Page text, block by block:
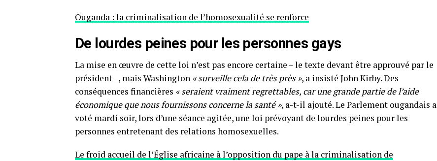
Ouganda : la criminalisation de l’homosexualité se renforce
De lourdes peines pour les personnes gays
La mise en œuvre de cette loi n’est pas encore certaine – le texte devant être approuvé par le
président –, mais Washington « surveille cela de très près », a insisté John Kirby. Des
conséquences financières « seraient vraiment regrettables, car une grande partie de l’aide
économique que nous fournissons concerne la santé », a-t-il ajouté. Le Parlement ougandais a
voté mardi soir, lors d’une séance agitée, une loi prévoyant de lourdes peines pour les
personnes entretenant des relations homosexuelles.
Le froid accueil de l’Église africaine à l’opposition du pape à la criminalisation de